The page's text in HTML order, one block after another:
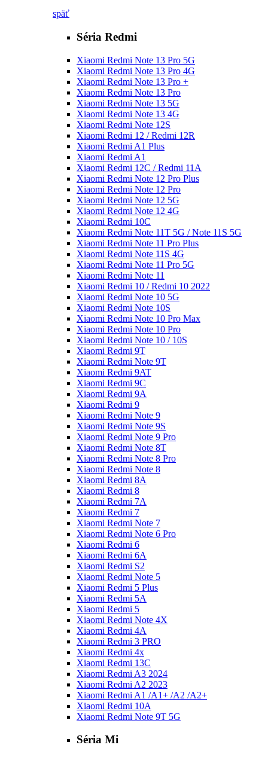
späť
Séria Redmi
Xiaomi Redmi Note 13 Pro 5G
Xiaomi Redmi Note 13 Pro 4G
Xiaomi Redmi Note 13 Pro +
Xiaomi Redmi Note 13 Pro
Xiaomi Redmi Note 13 5G
Xiaomi Redmi Note 13 4G
Xiaomi Redmi Note 12S
Xiaomi Redmi 12 / Redmi 12R
Xiaomi Redmi A1 Plus
Xiaomi Redmi A1
Xiaomi Redmi 12C / Redmi 11A
Xiaomi Redmi Note 12 Pro Plus
Xiaomi Redmi Note 12 Pro
Xiaomi Redmi Note 12 5G
Xiaomi Redmi Note 12 4G
Xiaomi Redmi 10C
Xiaomi Redmi Note 11T 5G / Note 11S 5G
Xiaomi Redmi Note 11 Pro Plus
Xiaomi Redmi Note 11S 4G
Xiaomi Redmi Note 11 Pro 5G
Xiaomi Redmi Note 11
Xiaomi Redmi 10 / Redmi 10 2022
Xiaomi Redmi Note 10 5G
Xiaomi Redmi Note 10S
Xiaomi Redmi Note 10 Pro Max
Xiaomi Redmi Note 10 Pro
Xiaomi Redmi Note 10 / 10S
Xiaomi Redmi 9T
Xiaomi Redmi Note 9T
Xiaomi Redmi 9AT
Xiaomi Redmi 9C
Xiaomi Redmi 9A
Xiaomi Redmi 9
Xiaomi Redmi Note 9
Xiaomi Redmi Note 9S
Xiaomi Redmi Note 9 Pro
Xiaomi Redmi Note 8T
Xiaomi Redmi Note 8 Pro
Xiaomi Redmi Note 8
Xiaomi Redmi 8A
Xiaomi Redmi 8
Xiaomi Redmi 7A
Xiaomi Redmi 7
Xiaomi Redmi Note 7
Xiaomi Redmi Note 6 Pro
Xiaomi Redmi 6
Xiaomi Redmi 6A
Xiaomi Redmi S2
Xiaomi Redmi Note 5
Xiaomi Redmi 5 Plus
Xiaomi Redmi 5A
Xiaomi Redmi 5
Xiaomi Redmi Note 4X
Xiaomi Redmi 4A
Xiaomi Redmi 3 PRO
Xiaomi Redmi 4x
Xiaomi Redmi 13C
Xiaomi Redmi A3 2024
Xiaomi Redmi A2 2023
Xiaomi Redmi A1 /A1+ /A2 /A2+
Xiaomi Redmi 10A
Xiaomi Redmi Note 9T 5G
Séria Mi